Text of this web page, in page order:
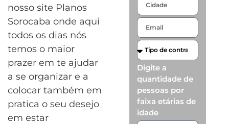
nosso site Planos
Sorocaba onde aqui
todos os dias nós
temos o maior
prazer em te ajudar
a se organizar e a
colocar também em
pratica o seu desejo
em estar
Digite a
quantidade de
pessoas por
faixa etárias de
idade